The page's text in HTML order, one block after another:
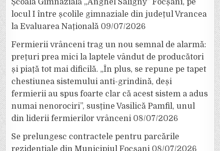
Școala Gimnazială „Anghel Saligny” Focșani, pe
locul I între școlile gimnaziale din județul Vrancea
la Evaluarea Națională 09/07/2026
Fermierii vrânceni trag un nou semnal de alarmă:
prețuri prea mici la laptele vândut de producători
și piață tot mai dificilă. „În plus, se repune pe tapet
chestiunea sistemului anti-grindină, deși
fermierii au spus foarte clar că acest sistem a adus
numai nenorociri”, susține Vasilică Pamfil, unul
din liderii fermierilor vrânceni 08/07/2026
Se prelungesc contractele pentru parcările
rezidențiale din Municipiul Focșani 08/07/2026